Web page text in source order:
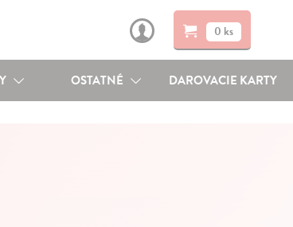
0 ks
OSTATNÉ DAROVACIE KARTY